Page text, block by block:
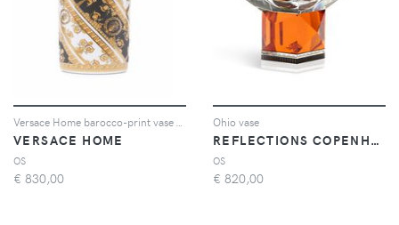
VERSACE HOME
OS
€ 830,00
Ohio vase
REFLECTIONS COPENHAGEN
OS
€ 820,00